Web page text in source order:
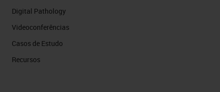
Digital Pathology
Videoconferências
Casos de Estudo
Recursos